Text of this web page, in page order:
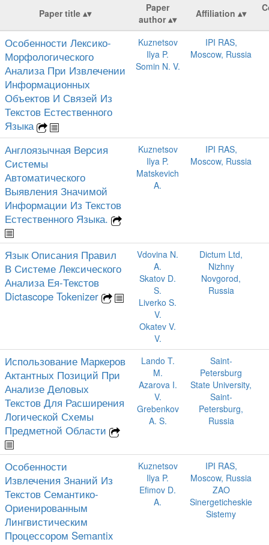
Paper title
Paper
author
Affiliation
Особенности Лексико-
Морфологического
Анализа При Извлечении
Информационных
Объектов И Связей Из
Текстов Естественного
Языка
Kuznetsov
Ilya P.
Somin N. V.
IPI RAS,
Moscow, Russia
Англоязычная Версия
Системы
Автоматического
Выявления Значимой
Информации Из Текстов
Естественного Языка.
Kuznetsov
Ilya P.
Matskevich
A.
IPI RAS,
Moscow, Russia
Язык Описания Правил
В Системе Лексического
Анализа Ея-Текстов
Dictascope Tokenizer
Vdovina N.
A.
Skatov D.
S.
Liverko S.
V.
Okatev V.
V.
Dictum Ltd,
Nizhny
Novgorod,
Russia
Использование Маркеров
Актантных Позиций При
Анализе Деловых
Текстов Для Расширения
Логической Схемы
Предметной Области
Lando T.
M.
Azarova I.
V.
Grebenkov
A. S.
Saint-
Petersburg
State University,
Saint-
Petersburg,
Russia
Особенности
Извлечения Знаний Из
Текстов Семантико-
Ориенированным
Лингвистическим
Процессором Semantix
Kuznetsov
Ilya P.
Efimov D.
A.
IPI RAS,
Moscow, Russia
ZAO
Sinergeticheskie
Sistemy